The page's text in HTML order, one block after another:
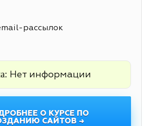
рассылок
Нет информации
О КУРСЕ ПО
САЙТОВ →